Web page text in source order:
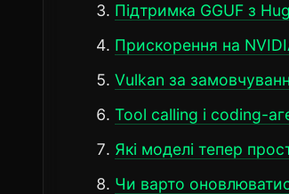
Підтримка GGUF з
Прискорення на
Vulkan за
Tool calling і coding-
Які моделі тепер
Чи варто